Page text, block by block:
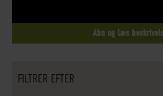
Åbn og læs
FILTRER EFTER